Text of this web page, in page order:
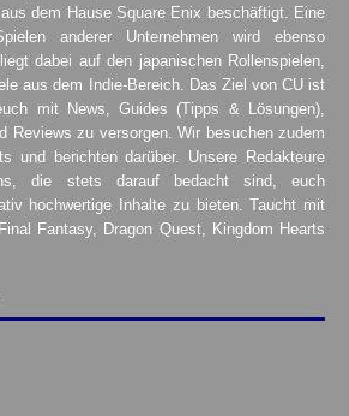
dem Hause Square Enix beschäftigt. Eine
anderer Unternehmen wird ebenso
dabei auf den japanischen Rollenspielen,
aus dem Indie-Bereich. Das Ziel von CU ist
mit News, Guides (Tipps & Lösungen),
Reviews zu versorgen. Wir besuchen zudem
und berichten darüber. Unsere Redakteure
die stets darauf bedacht sind, euch
hochwertige Inhalte zu bieten. Taucht mit
Fantasy, Dragon Quest, Kingdom Hearts